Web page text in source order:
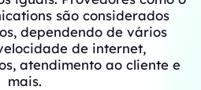
são considerados
dependendo de vários
de internet,
atendimento ao cliente e
mais.